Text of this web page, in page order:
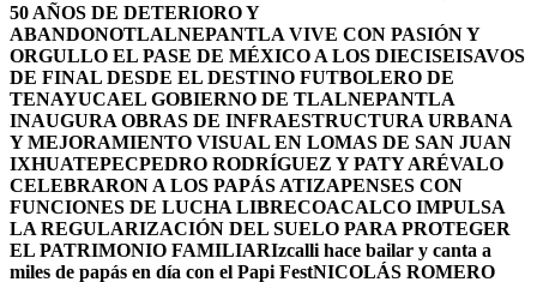
50 AÑOS DE DETERIORO Y
ABANDONOTLALNEPANTLA VIVE CON PASIÓN Y
ORGULLO EL PASE DE MÉXICO A LOS DIECISEISAVOS
DE FINAL DESDE EL DESTINO FUTBOLERO DE
TENAYUCAEL GOBIERNO DE TLALNEPANTLA
INAUGURA OBRAS DE INFRAESTRUCTURA URBANA
Y MEJORAMIENTO VISUAL EN LOMAS DE SAN JUAN
IXHUATEPECPEDRO RODRÍGUEZ Y PATY ARÉVALO
CELEBRARON A LOS PAPÁS ATIZAPENSES CON
FUNCIONES DE LUCHA LIBRECOACALCO IMPULSA
LA REGULARIZACIÓN DEL SUELO PARA PROTEGER
EL PATRIMONIO FAMILIARIzcalli hace bailar y canta a
miles de papás en día con el Papi FestNICOLÁS ROMERO